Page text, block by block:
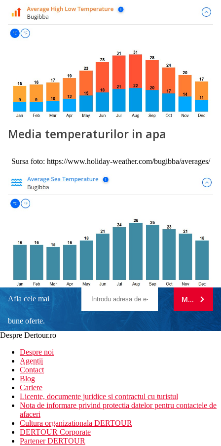
Media temperaturilor in apa
Sursa foto: https://www.holiday-weather.com/bugibba/averages/
Afla cele mai
bune oferte.
newsletter!
MA
Despre Dertour.ro
Despre noi
Agentii
Contact
Blog
Cariere
Licente, documente juridice si contractul cu turistul
Nota de informare privind protectia datelor pentru contactele de
afaceri
Cultura organizationala DERTOUR
DERTOUR Corporate
Partener DERTOUR